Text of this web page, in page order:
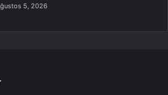
5, 2026